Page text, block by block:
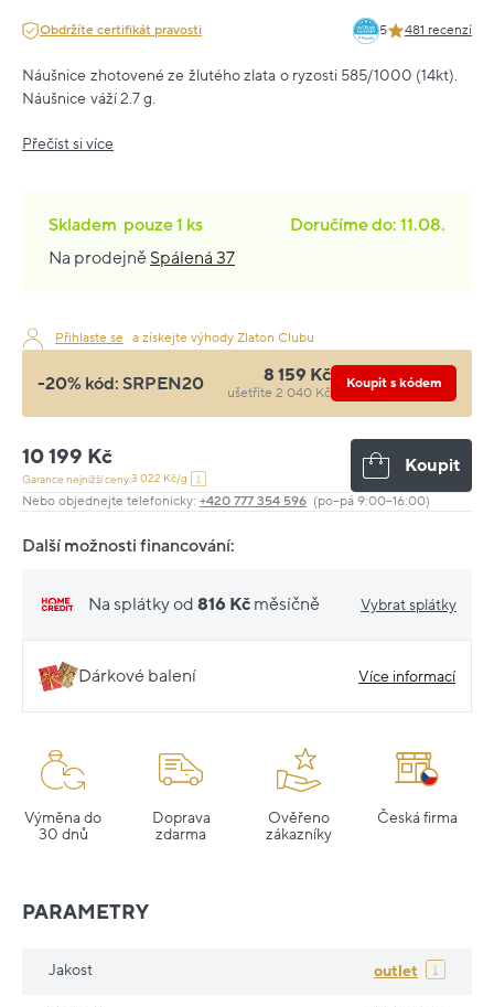
Obdržíte certifikát pravosti 5 481 recenzí
Náušnice zhotovené ze žlutého zlata o ryzosti 585/1000 (14kt).
Náušnice váží 2.7 g.
Přečíst si více
Skladem pouze1 ks
Doručíme do: 11.08.
Na prodejně Spálená 37
Přihlaste se a získejte výhody Zlaton Clubu
-20% kód: SRPEN20 8 159 Kč
ušetříte 2 040 Kč
Koupit s kódem
10 199 Kč
Garance nejnižší ceny:3 022 Kč/g
Koupit
Nebo objednejte telefonicky: +420 777 354 596 (po–pá 9:00–16:00)
Další možnosti financování:
Na splátky od 816 Kč měsíčně Vybrat splátky
Dárkové balení Více informací
Výměna do
30 dnů
Doprava
zdarma
Ověřeno
zákazníky
Česká firma
PARAMETRY
Jakost outlet